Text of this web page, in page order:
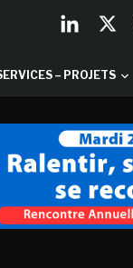
– PROJETS